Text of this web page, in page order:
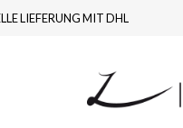
LIEFERUNG MIT DHL